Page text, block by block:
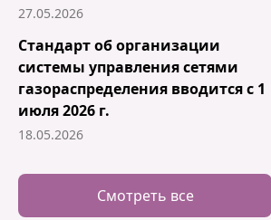
27.05.2026
Стандарт об организации
системы управления сетями
газораспределения вводится с 1
июля 2026 г.
18.05.2026
Смотреть все